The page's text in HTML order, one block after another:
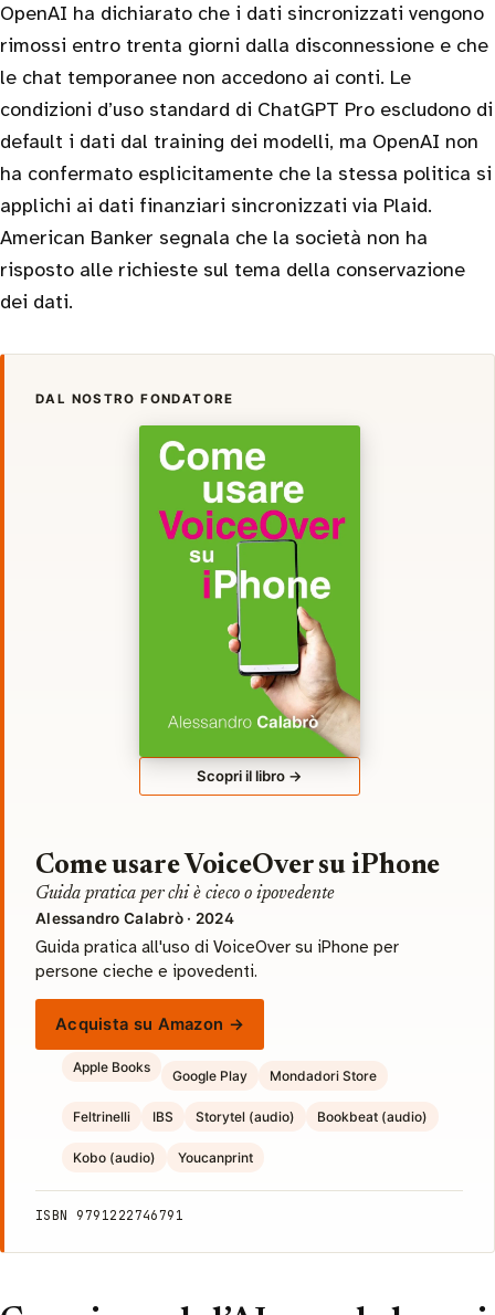
OpenAI ha dichiarato che i dati sincronizzati vengono
rimossi entro trenta giorni dalla disconnessione e che
le chat temporanee non accedono ai conti. Le
condizioni d’uso standard di ChatGPT Pro escludono di
default i dati dal training dei modelli, ma OpenAI non
ha confermato esplicitamente che la stessa politica si
applichi ai dati finanziari sincronizzati via Plaid.
American Banker segnala che la società non ha
risposto alle richieste sul tema della conservazione
dei dati.
DAL NOSTRO FONDATORE
Scopri il libro →
Come usare VoiceOver su iPhone
Guida pratica per chi è cieco o ipovedente
Alessandro Calabrò · 2024
Guida pratica all'uso di VoiceOver su iPhone per
persone cieche e ipovedenti.
Acquista su Amazon →
Apple Books
Google Play Mondadori Store
Feltrinelli IBS Storytel (audio) Bookbeat (audio)
Kobo (audio) Youcanprint
ISBN 9791222746791